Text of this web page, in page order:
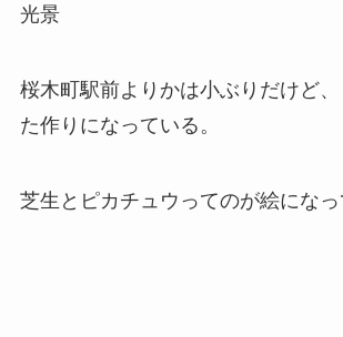
光景
桜木町駅前よりかは小ぶりだけど
た作りになっている。
芝生とピカチュウってのが絵になっ